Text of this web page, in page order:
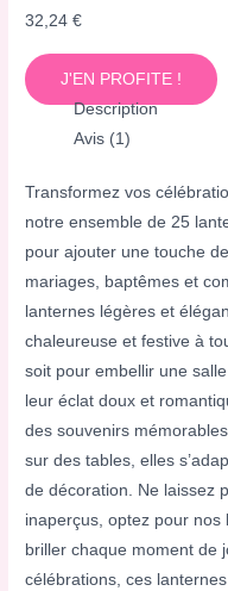
32,24€
J'EN PROFITE !
Description
Avis (1)
Transformez vos
notre ensemble de 25
pour ajouter une touche
mariages, baptêmes et
lanternes légères et
chaleureuse et festive à
soit pour embellir une
leur éclat doux et
des souvenirs
sur des tables, elles
de décoration. Ne laissez
inaperçus, optez pour
briller chaque moment de
célébrations, ces